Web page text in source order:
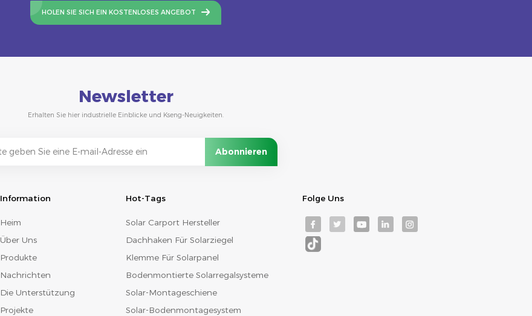
HOLEN SIE SICH EIN KOSTENLOSES ANGEBOT
Newsletter
Erhalten Sie hier industrielle Einblicke und Kseng-Neuigkeiten.
Information
Heim
Über Uns
Produkte
Nachrichten
Die Unterstützung
Projekte
Hot-Tags
Solar Carport Hersteller
Dachhaken Für Solarziegel
Klemme Für Solarpanel
Bodenmontierte Solarregalsysteme
Solar-Montageschiene
Solar-Bodenmontagesystem
Folge Uns